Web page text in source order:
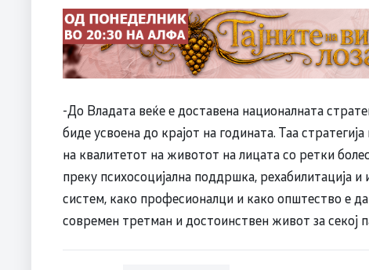
-До Владата веќе е доставена националната
биде усвоена до крајот на годината. Таа
на квалитетот на животот на лицата со ретки
преку психосоцијална поддршка, рехабилитација
систем, како професионалци и како општество е
современ третман и достоинствен живот за секој